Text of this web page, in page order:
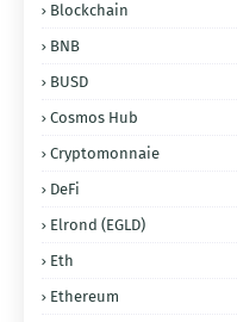
Blockchain
BNB
BUSD
Cosmos Hub
Cryptomonnaie
DeFi
Elrond (EGLD)
Eth
Ethereum